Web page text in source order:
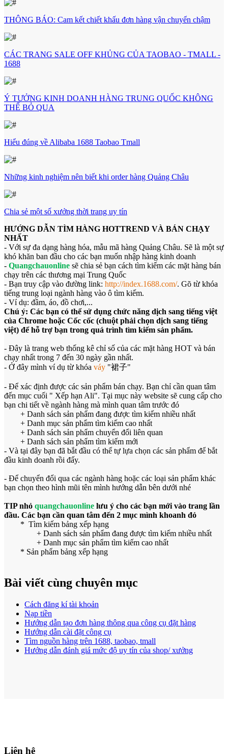
THÔNG BÁO: Cam kết chiết khấu đơn hàng vận chuyển chậm
CÁC TRANG SALE OFF KHỦNG CỦA TAOBAO - TMALL -
1688
Ý TƯỞNG KINH DOANH HÀNG TRUNG QUỐC KHÔNG
THỂ BỎ QUA
Hiểu đúng về Alibaba 1688 Taobao Tmall
Những kinh nghiệm nên biết khi order hàng Quảng Châu
Chia sẻ một số xưởng thời trang uy tín
HƯỚNG DẪN TÌM HÀNG HOTTREND VÀ BÁN CHẠY
NHẤT
- Với sự đa dạng hàng hóa, mẫu mã hàng Quảng Châu. Sẽ là một sự
khó khăn ban đầu cho các bạn muốn nhập hàng kinh doanh
- Quangchauonline sẽ chia sẻ bạn cách tìm kiếm các mặt hàng bán
chạy trên các thương mại Trung Quốc
- Bạn truy cập vào đường link: http://index.1688.com/. Gõ từ khóa
tiếng trung loại ngành hàng vào ô tìm kiếm.
- Ví dụ: đầm, áo, đồ chơi,...
Chú ý: Các bạn có thể sử dụng chức năng dịch sang tiếng việt
của Chrome hoặc Cốc cốc (chuột phải chọn dịch sang tiếng
việt) để hỗ trợ bạn trong quá trình tìm kiếm sản phẩm.
- Đây là trang web thống kê chỉ số của các mặt hàng HOT và bán
chạy nhất trong 7 đến 30 ngày gần nhất.
- Ở đây mình ví dụ từ khóa váy "裙子"
- Để xác định được các sản phẩm bán chạy. Bạn chỉ cần quan tâm
đến mục cuối " Xếp hạn Ali". Tại mục này website sẽ cung cấp cho
bạn chi tiết về ngành hàng mà mình quan tâm trước đó
+ Danh sách sản phẩm đang được tìm kiếm nhiều nhất
+ Danh mục sản phẩm tìm kiếm cao nhất
+ Danh sách sản phẩm chuyển đổi liên quan
+ Danh sách sản phẩm tìm kiếm mới
- Và tại đây bạn đã bắt đầu có thể tự lựa chọn các sản phẩm để bắt
đầu kinh doanh rồi đấy.
- Để chuyển đổi qua các ngành hàng hoặc các loại sản phẩm khác
bạn chọn theo hình mũi tên mình hướng dẫn bên dưới nhé
TIP nhỏ quangchauonline lưu ý cho các bạn mới vào trang lần
đầu. Các bạn cần quan tâm đến 2 mục mình khoanh đỏ
* Tìm kiếm bảng xếp hạng
+ Danh sách sản phẩm đang được tìm kiếm nhiều nhất
+ Danh mục sản phẩm tìm kiếm cao nhất
* Sản phẩm bảng xếp hạng
Bài viết cùng chuyên mục
Cách đăng kí tài khoản
Nạp tiền
Hướng dẫn tạo đơn hàng thông qua công cụ đặt hàng
Hướng dẫn cài đặt công cụ
Tìm nguồn hàng trên 1688, taobao, tmall
Hướng dẫn đánh giá mức độ uy tín của shop/ xưởng
Liên hệ